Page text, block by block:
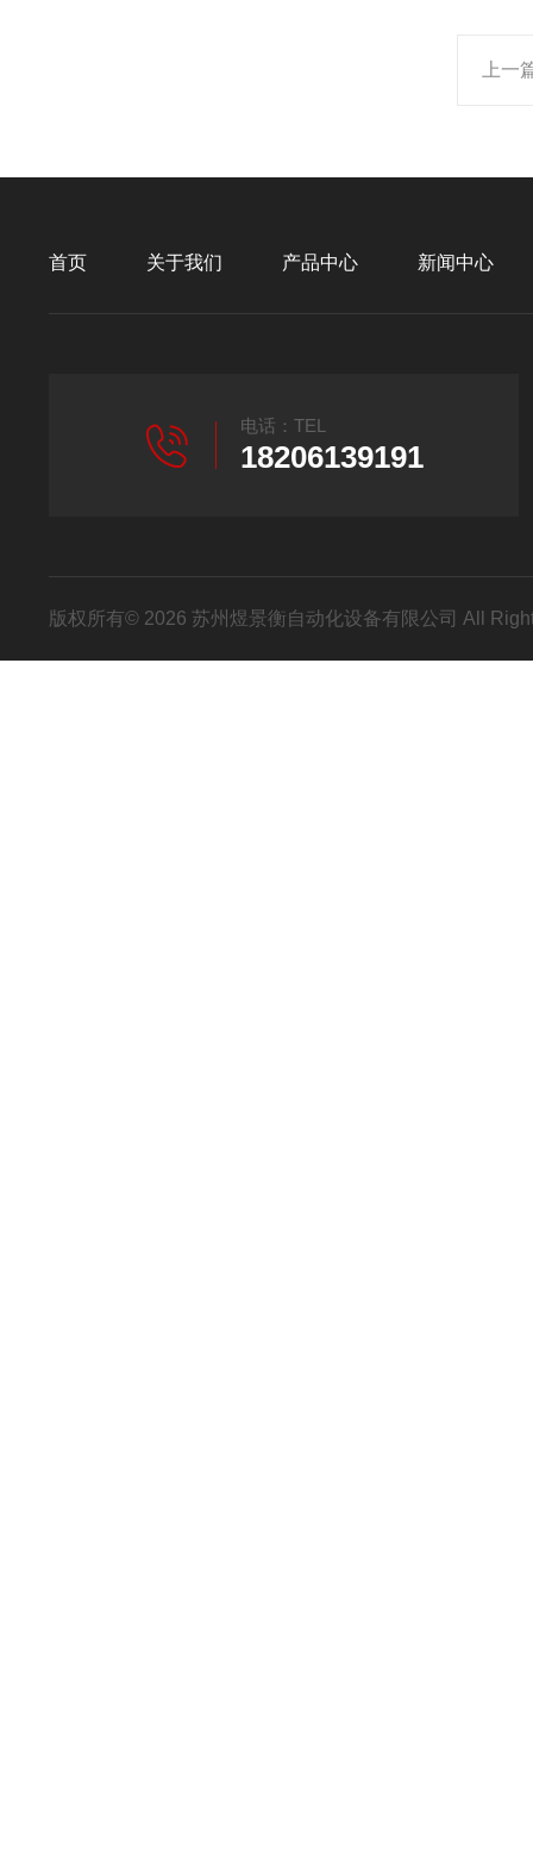
上一
首页 关于我们 产品中心 新闻中心
电话：TEL
18206139191
版权所有© 2026 苏州煜景衡自动化设备有限公司 All